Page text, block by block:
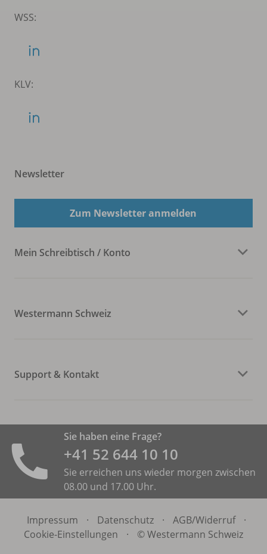
WSS:
KLV:
Newsletter
Zum Newsletter anmelden
Mein Schreibtisch / Konto
Westermann Schweiz
Support & Kontakt
Sie haben eine Frage?
+41 52 644 10 10
Sie erreichen uns wieder morgen zwischen
08.00 und 17.00 Uhr.
Impressum · Datenschutz · AGB/Widerruf
·
Cookie-Einstellungen
· © Westermann Schweiz